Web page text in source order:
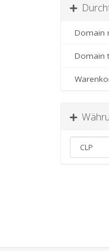
Domain
Domain